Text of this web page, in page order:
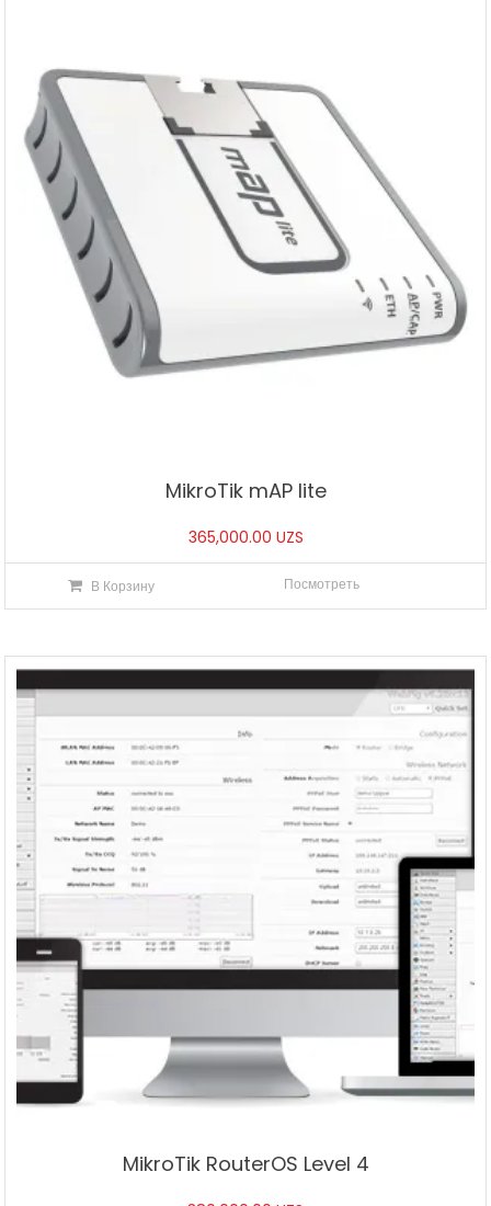
MikroTik mAP lite
365,000.00 UZS
В Корзину Посмотреть
MikroTik RouterOS Level 4